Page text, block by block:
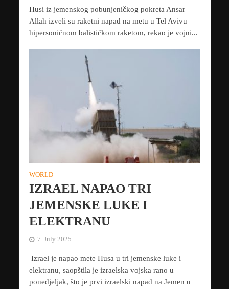
Husi iz jemenskog pobunjeničkog pokreta Ansar
Allah izveli su raketni napad na metu u Tel Avivu
hipersoničnom balističkom raketom, rekao je vojni...
WORLD
IZRAEL NAPAO TRI
JEMENSKE LUKE I
ELEKTRANU
7. July 2025
Izrael je napao mete Husa u tri jemenske luke i
elektranu, saopštila je izraelska vojska rano u
ponedjeljak, što je prvi izraelski napad na Jemen u